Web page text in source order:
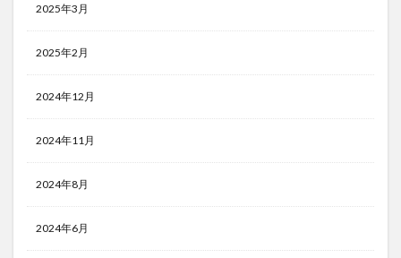
2025年3月
2025年2月
2024年12月
2024年11月
2024年8月
2024年6月